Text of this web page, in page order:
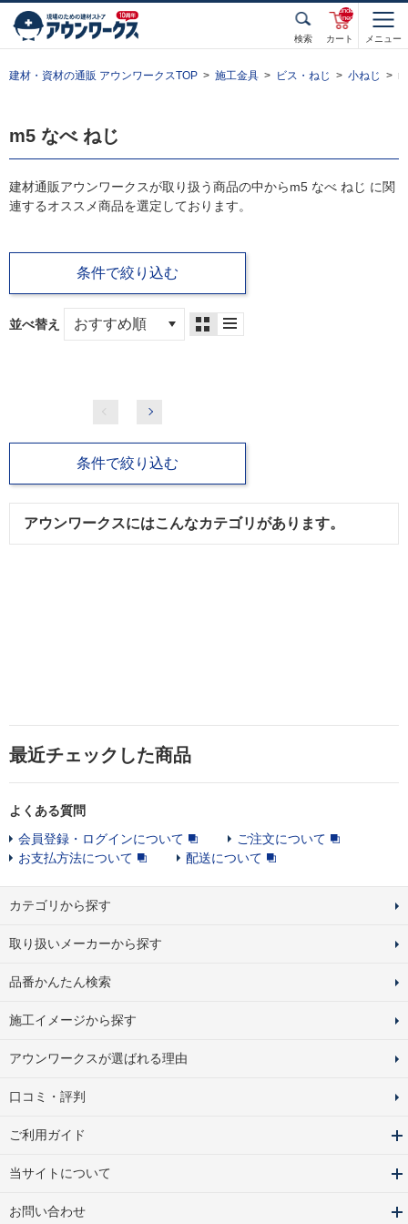
検索 カート
unde
fined
メニュー
建材・資材の通販 アウンワークスTOP 施工金具 ビス・ねじ 小ねじ
m5 なべ ねじ
建材通販アウンワークスが取り扱う商品の中からm5 なべ ねじ に関
連するオススメ商品を選定しております。
条件で絞り込む
並べ替え
条件で絞り込む
アウンワークスにはこんなカテゴリがあります。
最近チェックした商品
よくある質問
会員登録・ログインについて
ご注文について
お支払方法について
配送について
カテゴリから探す
取り扱いメーカーから探す
品番かんたん検索
施工イメージから探す
アウンワークスが選ばれる理由
口コミ・評判
ご利用ガイド
当サイトについて
お問い合わせ